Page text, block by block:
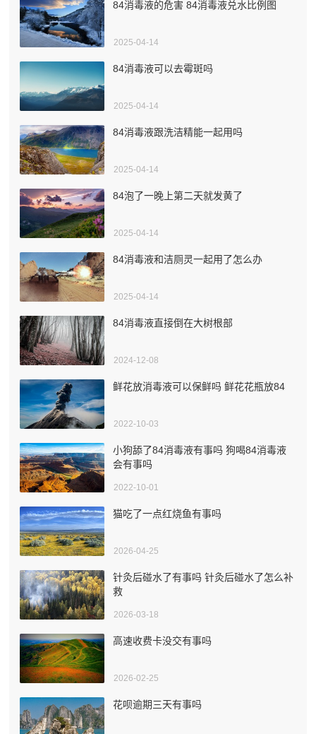
84消毒液的危害 84消毒液兑水比例图
2025-04-14
84消毒液可以去霉斑吗
2025-04-14
84消毒液跟洗洁精能一起用吗
2025-04-14
84泡了一晚上第二天就发黄了
2025-04-14
84消毒液和洁厕灵一起用了怎么办
2025-04-14
84消毒液直接倒在大树根部
2024-12-08
鲜花放消毒液可以保鲜吗 鲜花花瓶放84
2022-10-03
小狗舔了84消毒液有事吗 狗喝84消毒液
会有事吗
2022-10-01
猫吃了一点红烧鱼有事吗
2026-04-25
针灸后碰水了有事吗 针灸后碰水了怎么补
救
2026-03-18
高速收费卡没交有事吗
2026-02-25
花呗逾期三天有事吗